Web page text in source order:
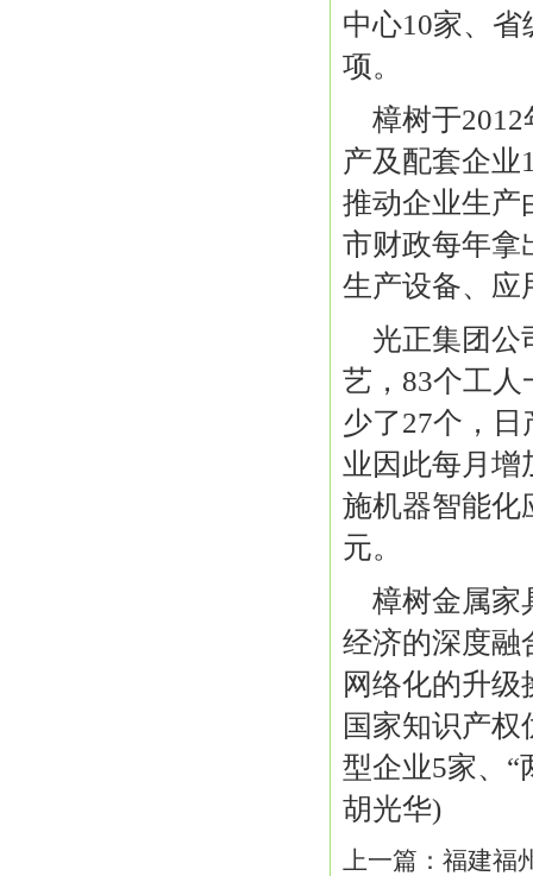
中心10家、
项。
樟树于
产及配套企业
推动企业生产
市财政每年拿
生产设备、应
光正集团公
艺，83个工人
少了27个，
业因此每月增
施机器智能化
元。
樟树金属家
经济的深度融
网络化的升
国家知识产
型企业5家、“
胡光华)
上一篇： 福建福